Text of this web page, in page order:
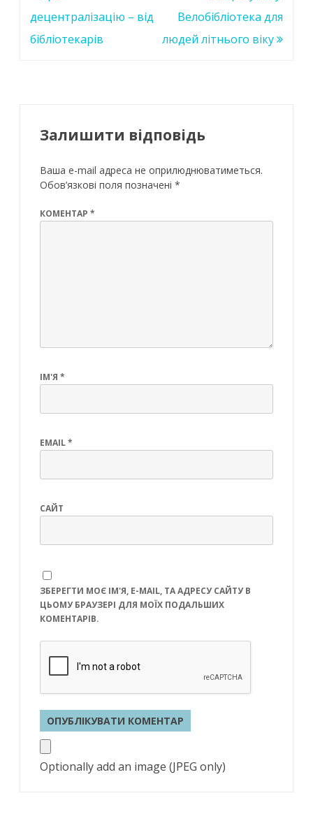
k p
записів
децентралізацію – від
бібліотекарів
Велобібліотека для
людей літнього віку
Залишити відповідь
Ваша e-mail адреса не оприлюднюватиметься.
Обов’язкові поля позначені *
КОМЕНТАР *
ІМ'Я *
EMAIL*
САЙТ
ЗБЕРЕГТИ МОЄ ІМ'Я, E-MAIL, ТА АДРЕСУ САЙТУ В
ЦЬОМУ БРАУЗЕРІ ДЛЯ МОЇХ ПОДАЛЬШИХ
КОМЕНТАРІВ.
Optionally add an image (JPEG only)